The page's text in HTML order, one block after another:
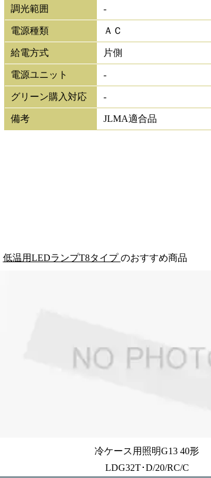
調光範囲 -
電源種類 ＡＣ
給電方式 片側
電源ユニット -
グリーン購入対応 -
備考 JLMA適合品
低温用LEDランプT8タイプのおすすめ商品
冷ケース用照明G13 40形
LDG32T･D/20/RC/C